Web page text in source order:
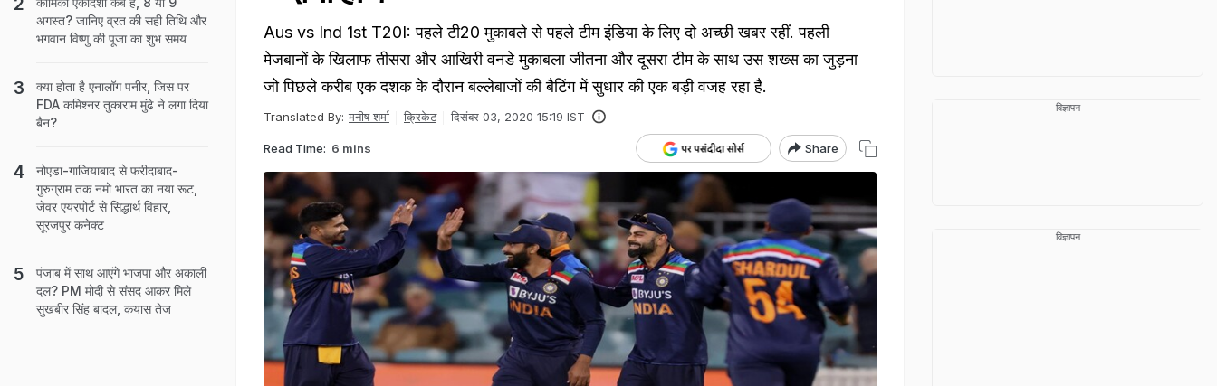
Aus vs Ind 1st T20I: पहले टी20 मुकाबले से पहले टीम इंडिया के लिए दो अच्छी खबर रहीं. पहली
मेजबानों के खिलाफ तीसरा और आखिरी वनडे मुकाबला जीतना और दूसरा टीम के साथ उस शख्स का जुड़ना
जो पिछले करीब एक दशक के दौरान बल्लेबाजों की बैटिंग में सुधार की एक बड़ी वजह रहा है.
Translated By: मनीष शर्मा क्रिकेट दिसंबर 03, 2020 15:19 IST
Read Time: 6 mins Share
अगस्त? जानिए व्रत की सही तिथि और
भगवान विष्णु की पूजा का शुभ समय
क्या होता है एनालॉग पनीर, जिस पर
FDA कमिश्नर तुकाराम मुंढे ने लगा दिया
बैन?
नोएडा-गाजियाबाद से फरीदाबाद-
गुरुग्राम तक नमो भारत का नया रूट,
जेवर एयरपोर्ट से सिद्धार्थ विहार,
सूरजपुर कनेक्ट
पंजाब में साथ आएंगे भाजपा और अकाली
दल? PM मोदी से संसद आकर मिले
सुखबीर सिंह बादल, कयास तेज
विज्ञापन
विज्ञापन